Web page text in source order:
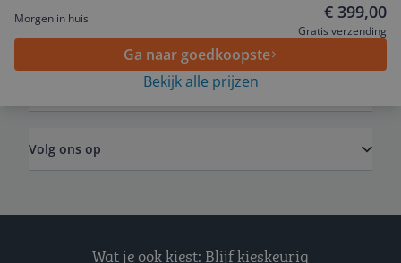
Morgen in huis € 399,00
Gratis verzending
Ga naar goedkoopste
Bekijk alle prijzen
Algemeen
Volg ons op
Wat je ook kiest: Blijf kieskeurig